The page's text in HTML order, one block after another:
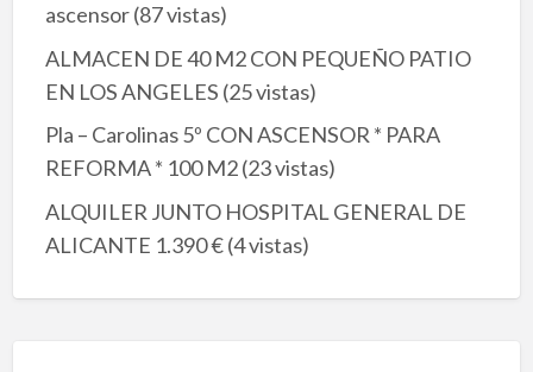
ascensor(87 vistas)
ALMACEN DE 40 M2 CON PEQUEÑO PATIO
EN LOS ANGELES (25 vistas)
Pla – Carolinas 5º CON ASCENSOR * PARA
REFORMA * 100 M2(23 vistas)
ALQUILER JUNTO HOSPITAL GENERAL DE
ALICANTE 1.390 €(4 vistas)